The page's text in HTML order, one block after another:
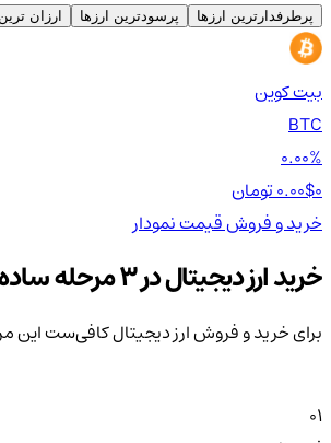
پرطرفدارترین ارزها پرسودترین ارزها ارزان
بیت کوین
BTC
0.00%
0.00$0 تومان
خرید و فروشقیمتنمودار
خرید ارز دیجیتال در 3 مرحله ساده
برای خرید و فروش ارز دیجیتال کافی‌ست این
01